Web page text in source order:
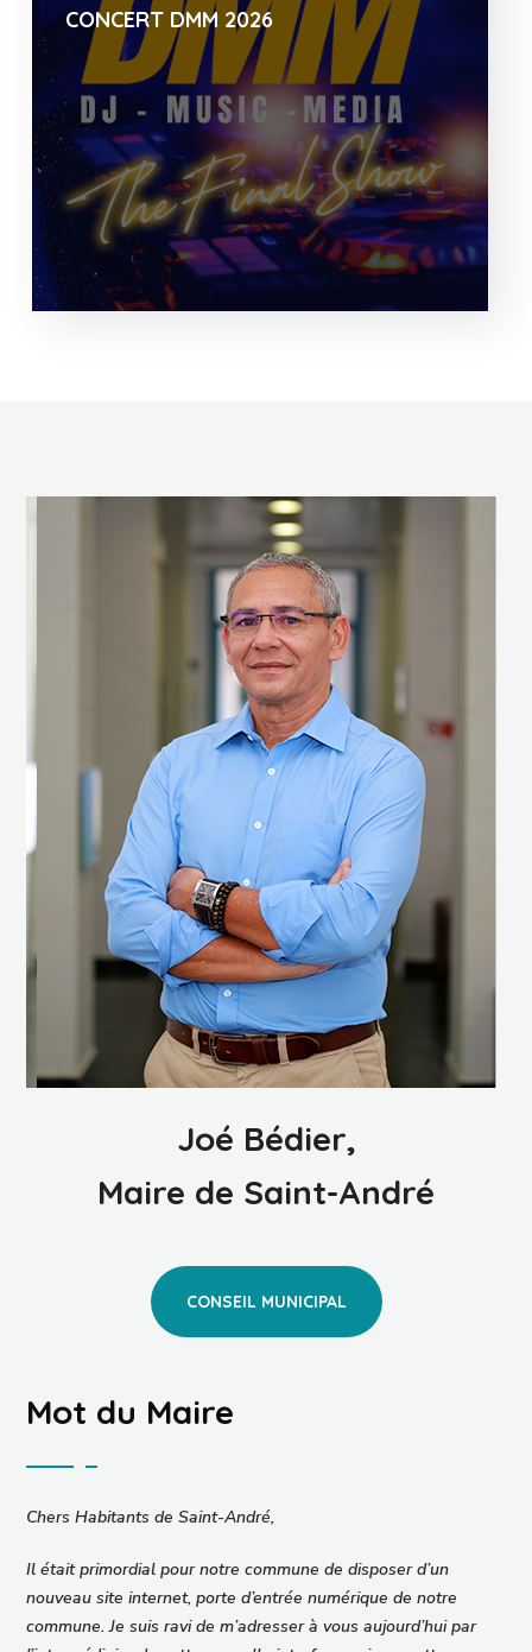
CONCERT DMM 2026
Joé Bédier,
Maire de Saint-André
CONSEIL MUNICIPAL
Mot du Maire
Chers Habitants de Saint-André,
Il était primordial pour notre commune de disposer d’un
nouveau site internet, porte d’entrée numérique de notre
commune. Je suis ravi de m’adresser à vous aujourd’hui par